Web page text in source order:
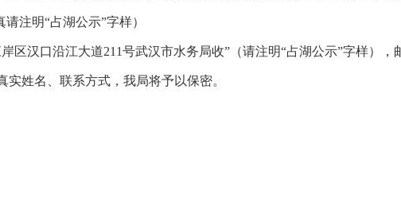
注明“占湖公示”字样）
区汉口沿江大道211号武汉市水务局收”（请注明“占湖公示”字样），
姓名、联系方式，我局将予以保密。